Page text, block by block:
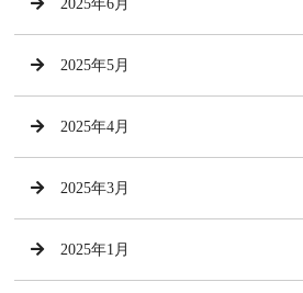
2025年6月
2025年5月
2025年4月
2025年3月
2025年1月